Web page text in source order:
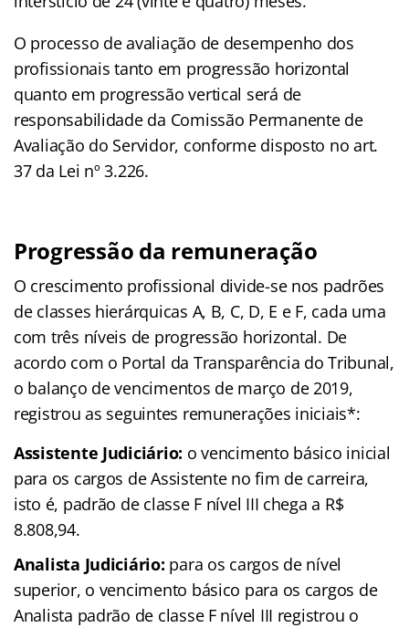
O processo de avaliação de desempenho dos
profissionais tanto em progressão horizontal
quanto em progressão vertical será de
responsabilidade da Comissão Permanente de
Avaliação do Servidor, conforme disposto no art.
37 da Lei nº 3.226.
Progressão da remuneração
O crescimento profissional divide-se nos padrões
de classes hierárquicas A, B, C, D, E e F, cada uma
com três níveis de progressão horizontal. De
acordo com o Portal da Transparência do Tribunal,
o balanço de vencimentos de março de 2019,
registrou as seguintes remunerações iniciais*:
Assistente Judiciário: o vencimento básico inicial
para os cargos de Assistente no fim de carreira,
isto é, padrão de classe F nível III chega a R$
8.808,94.
Analista Judiciário: para os cargos de nível
superior, o vencimento básico para os cargos de
Analista padrão de classe F nível III registrou o